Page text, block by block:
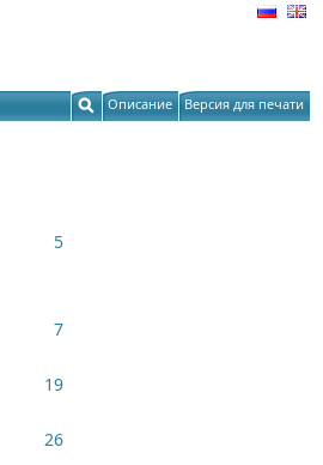
Описание Версия для печати
5
7
19
26